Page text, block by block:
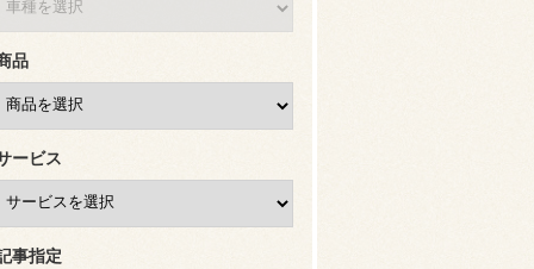
品
ービス
事指定